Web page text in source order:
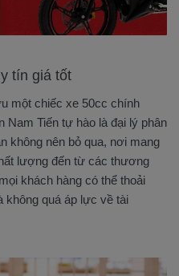
tín giá tốt
một chiếc xe 50cc chính
Nam Tiến tự hào là đại lý phân
không nên bỏ qua, nơi mang
lượng đến từ các thương
khách hàng có thể thoải
không quá áp lực về tài